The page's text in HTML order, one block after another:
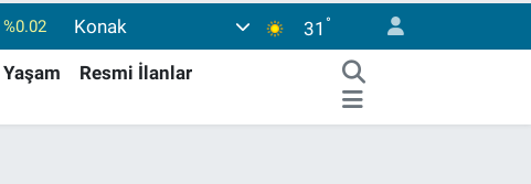
%1.44
Konak 31 °
Yaşam
Resmi İlanlar